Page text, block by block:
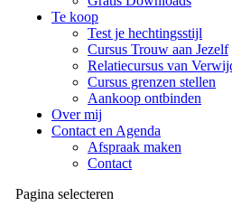
Te koop
Test je hechtingsstijl
Cursus Trouw aan Jezelf
Relatiecursus van
Cursus grenzen stellen
Aankoop ontbinden
Over mij
Contact en Agenda
Afspraak maken
Contact
Pagina selecteren